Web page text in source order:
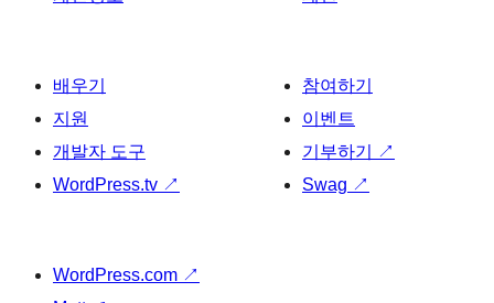
배우기
지원
개발자 도구
WordPress.tv ↗
참여하기
이벤트
기부하기
↗
Swag ↗
WordPress.com ↗